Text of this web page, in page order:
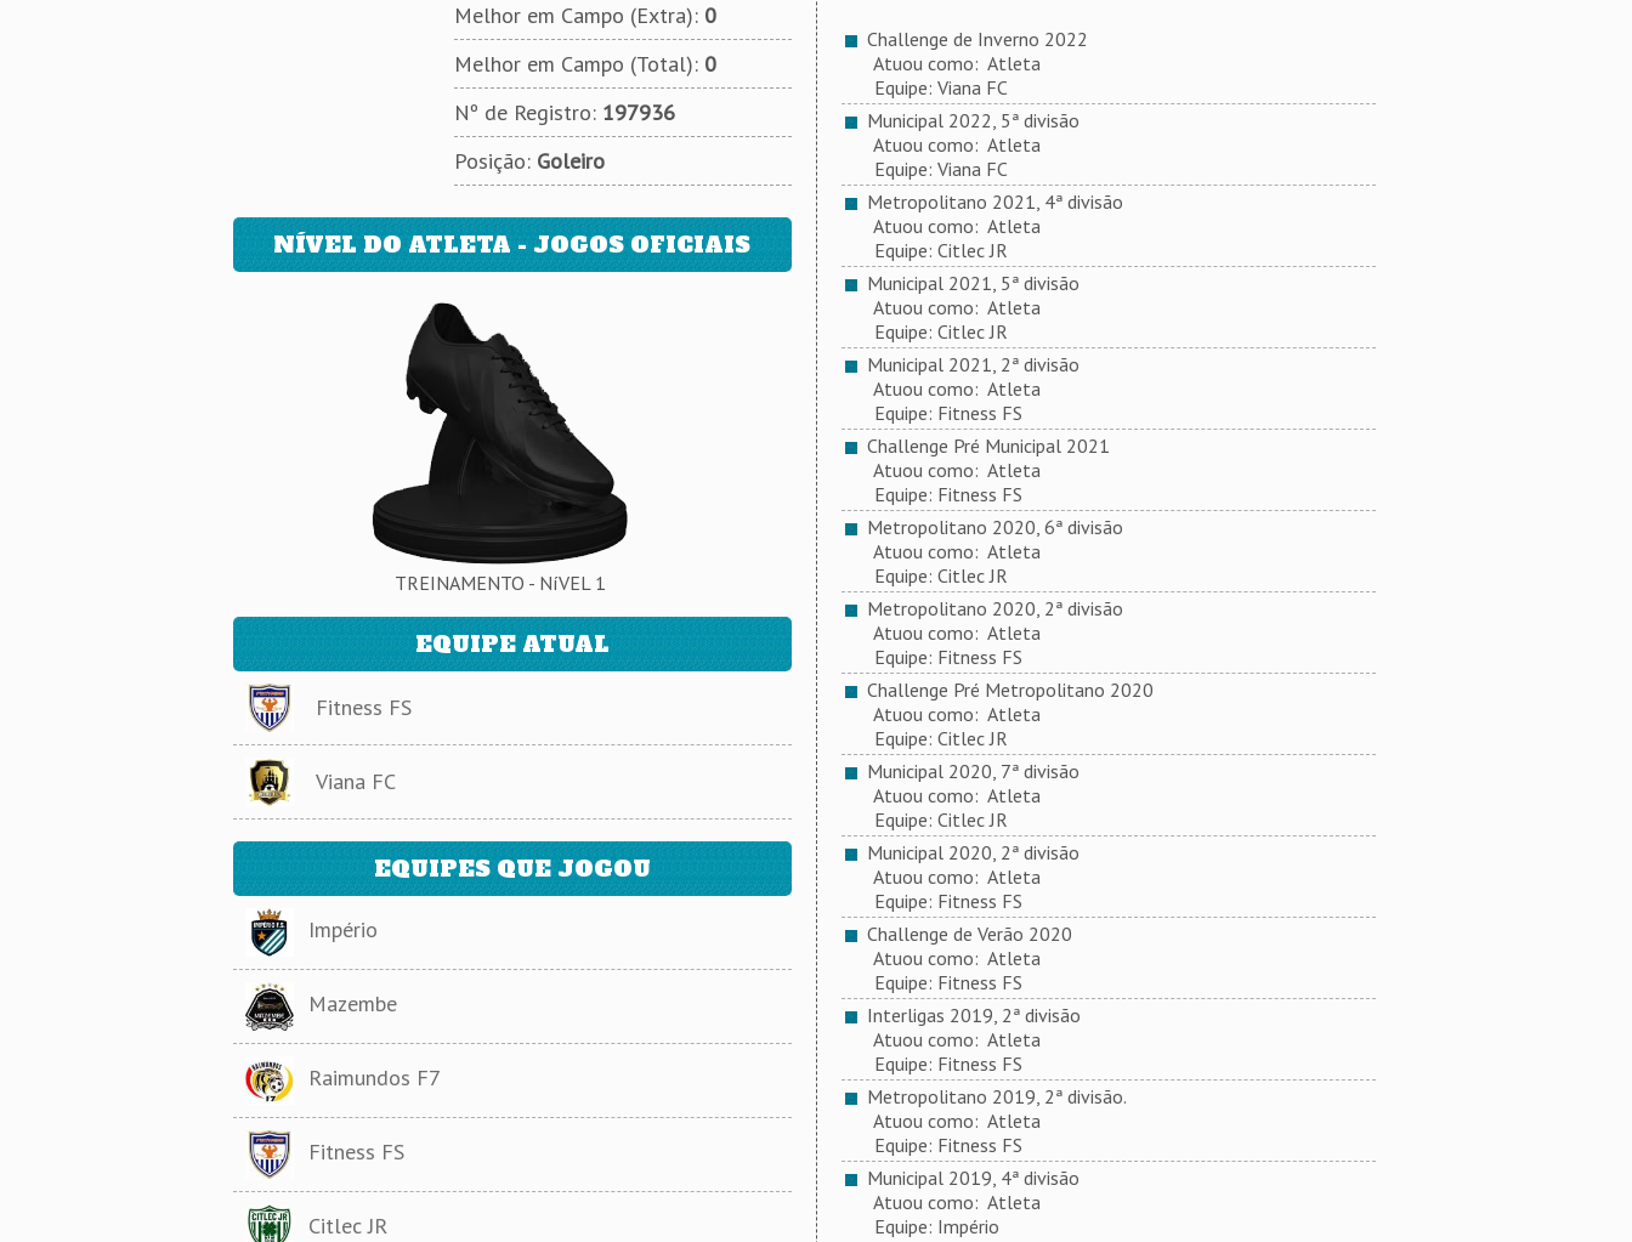
Melhor em Campo (Extra): 0
Melhor em Campo (Total): 0
Nº de Registro: 197936
Posição: Goleiro
NÍVEL DO ATLETA - JOGOS OFICIAIS
TREINAMENTO - NíVEL 1
EQUIPE ATUAL
Fitness FS
Viana FC
EQUIPES QUE JOGOU
Império
Mazembe
Raimundos F7
Fitness FS
Citlec JR
Challenge de Inverno 2022
Atuou como: Atleta
Equipe: Viana FC
Municipal 2022, 5ª divisão
Atuou como: Atleta
Equipe: Viana FC
Metropolitano 2021, 4ª divisão
Atuou como: Atleta
Equipe: Citlec JR
Municipal 2021, 5ª divisão
Atuou como: Atleta
Equipe: Citlec JR
Municipal 2021, 2ª divisão
Atuou como: Atleta
Equipe: Fitness FS
Challenge Pré Municipal 2021
Atuou como: Atleta
Equipe: Fitness FS
Metropolitano 2020, 6ª divisão
Atuou como: Atleta
Equipe: Citlec JR
Metropolitano 2020, 2ª divisão
Atuou como: Atleta
Equipe: Fitness FS
Challenge Pré Metropolitano 2020
Atuou como: Atleta
Equipe: Citlec JR
Municipal 2020, 7ª divisão
Atuou como: Atleta
Equipe: Citlec JR
Municipal 2020, 2ª divisão
Atuou como: Atleta
Equipe: Fitness FS
Challenge de Verão 2020
Atuou como: Atleta
Equipe: Fitness FS
Interligas 2019, 2ª divisão
Atuou como: Atleta
Equipe: Fitness FS
Metropolitano 2019, 2ª divisão.
Atuou como: Atleta
Equipe: Fitness FS
Municipal 2019, 4ª divisão
Atuou como: Atleta
Equipe: Império